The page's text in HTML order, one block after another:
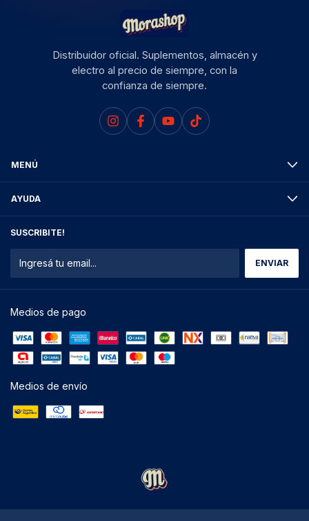
Distribuidor oficial. Suplementos, almacén y
electro al precio de siempre, con la
confianza de siempre.
MENÚ
AYUDA
SUSCRIBITE!
Medios de pago
Medios de envío